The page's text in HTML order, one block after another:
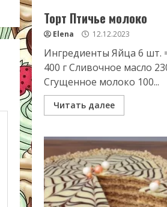
Торт Птичье молоко
Elena 12.12.2023
Ингредиенты Яйца 6 шт.
400 г Сливочное масло
Сгущенное молоко 100...
Читать далее